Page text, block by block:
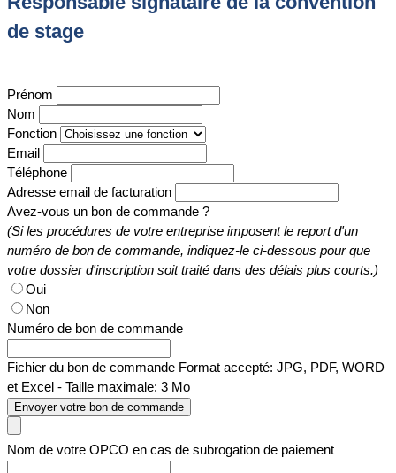
de stage
Prénom
Nom
Fonction
Email
Téléphone
Adresse email de facturation
Avez-vous un bon de commande ?
(Si les procédures de votre entreprise imposent le report d'un
numéro de bon de commande, indiquez-le ci-dessous pour que
votre dossier d'inscription soit traité dans des délais plus courts.)
Oui
Non
Numéro de bon de commande
Fichier du bon de commande Format accepté: JPG, PDF, WORD
et Excel - Taille maximale: 3 Mo
Envoyer votre bon de commande
Nom de votre OPCO en cas de subrogation de paiement